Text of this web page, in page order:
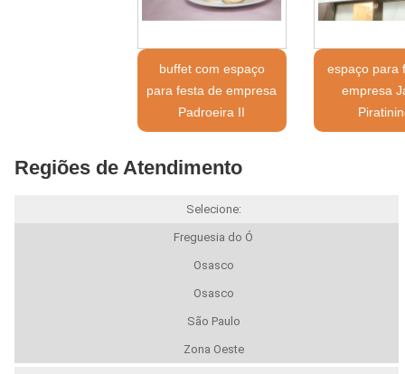
buffet com espaço
para festa de empresa
Padroeira II
espaço para
empresa
Regiões de Atendimento
Selecione:
Freguesia do Ó
Osasco
Osasco
São Paulo
Zona Oeste